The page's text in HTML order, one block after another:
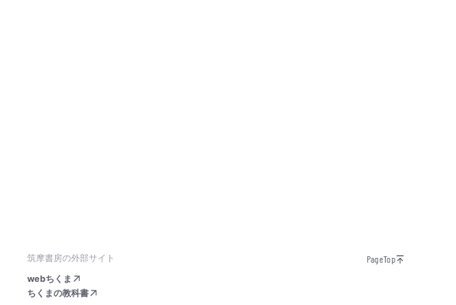
筑摩書房の外部サイト
webちくま
ちくまの教科書
PageTop